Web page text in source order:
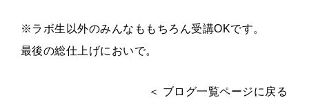
※ラボ生以外のみんなももちろん受講OKです。
最後の総仕上げにおいで。
＜ ブログ一覧ページに戻る